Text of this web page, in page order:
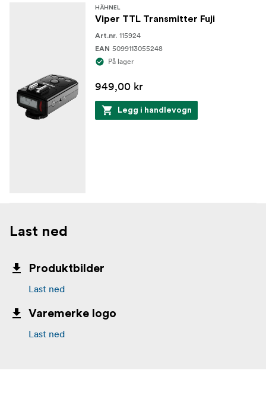
HÄHNEL
Viper TTL Transmitter Fuji
Art.nr. 115924
EAN 5099113055248
På lager
949,00 kr
Legg i handlevogn
Last ned
Produktbilder
Last ned
Varemerke logo
Last ned